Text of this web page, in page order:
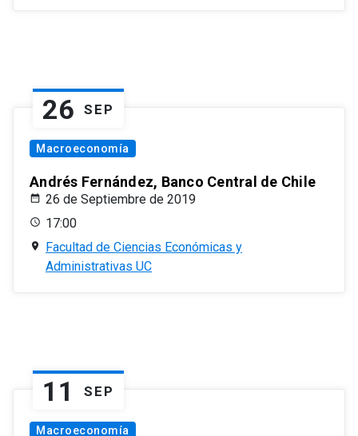
26 SEP
Macroeconomía
Andrés Fernández, Banco Central de Chile
26 de Septiembre de 2019
17:00
Facultad de Ciencias Económicas y
Administrativas UC
11 SEP
Macroeconomía